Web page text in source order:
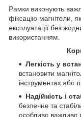
Рамки виконують
фіксацію магнітоли,
експлуатації без
використанням.
Легкість у
встановити
інструментах або
Надійність і
безпечне та
особливо важливо